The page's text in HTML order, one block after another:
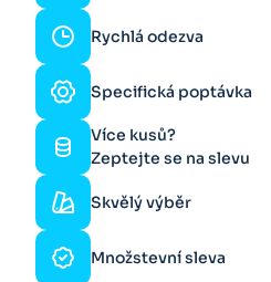
Rychlá odezva
Specifická poptávka
Více kusů?
Zeptejte se na slevu
Skvělý výběr
Množstevní sleva